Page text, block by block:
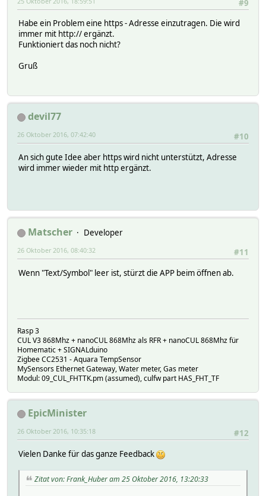
#9
Habe ein Problem eine https - Adresse einzutragen. Die wird
immer mit http:// ergänzt.
Funktioniert das noch nicht?
Gruß
devil77
#10
26 Oktober 2016, 07:42:40
An sich gute Idee aber https wird nicht unterstützt, Adresse
wird immer wieder mit http ergänzt.
Matscher
Developer
#11
26 Oktober 2016, 08:40:32
Wenn "Text/Symbol" leer ist, stürzt die APP beim öffnen ab.
Rasp 3
CUL V3 868Mhz + nanoCUL 868Mhz als RFR + nanoCUL 868Mhz für
Homematic + SIGNALduino
Zigbee CC2531 - Aquara TempSensor
MySensors Ethernet Gateway, Water meter, Gas meter
Modul: 09_CUL_FHTTK.pm (assumed), culfw part HAS_FHT_TF
EpicMinister
#12
26 Oktober 2016, 10:35:18
Vielen Danke für das ganze Feedback
Zitat von: Frank_Huber am 25 Oktober 2016, 13:20:33